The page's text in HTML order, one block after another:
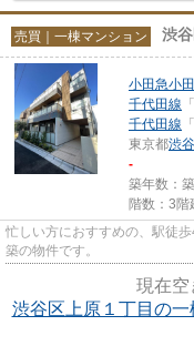
売買｜一棟マンション 渋
小田急小
千代田線 「
千代田線 「
東京都渋
-
築年数：
階数：3階
忙しい方におすすめの、駅徒
築の物件です。
現在空
渋谷区上原１丁目の